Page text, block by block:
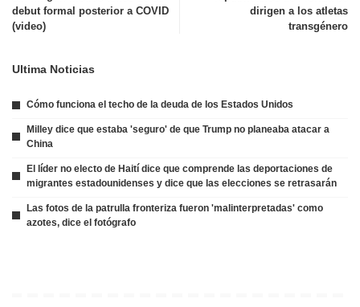
debut formal posterior a COVID
(video)
dirigen a los atletas
transgénero
Ultima Noticias
Cómo funciona el techo de la deuda de los Estados Unidos
Milley dice que estaba 'seguro' de que Trump no planeaba atacar a
China
El líder no electo de Haití dice que comprende las deportaciones de
migrantes estadounidenses y dice que las elecciones se retrasarán
Las fotos de la patrulla fronteriza fueron 'malinterpretadas' como
azotes, dice el fotógrafo